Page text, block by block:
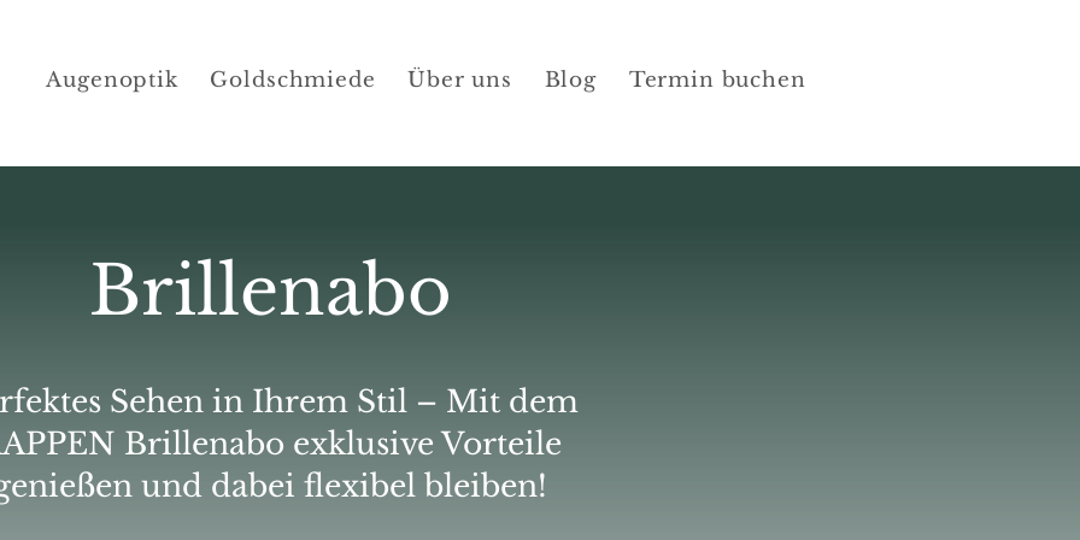
Augenoptik Goldschmiede Über uns Blog Termin buchen
Brillenabo
Sehen in Ihrem Stil – Mit dem
Brillenabo exklusive Vorteile
und dabei flexibel bleiben!